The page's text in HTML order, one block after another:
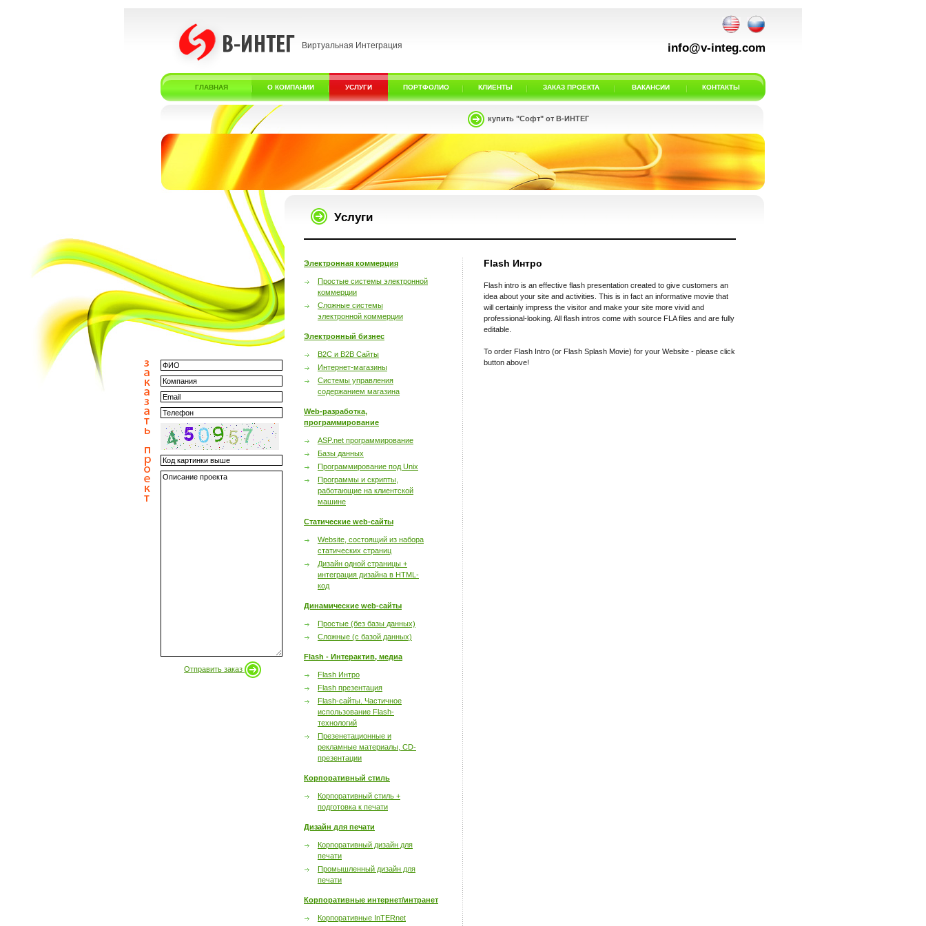
Виртуальная Интеграция info@v-integ.com
ГЛАВНАЯ О КОМПАНИИ УСЛУГИ ПОРТФОЛИО КЛИЕНТЫ ЗАКАЗ ПРОЕКТА ВАКАНСИИ КОНТАКТЫ
Отправить заказ
купить "Софт" от В-ИНТЕГ
Услуги
Электронная коммерция
Простые системы электронной
коммерции
Сложные системы
электронной коммерции
Электронный бизнес
B2C и B2B Сайты
Интернет-магазины
Системы управления
содержанием магазина
Web-разработка,
программирование
ASP.net программирование
Базы данных
Программирование под Unix
Программы и скрипты,
работающие на клиентской
машине
Статические web-сайты
Website, состоящий из набора
статических страниц
Дизайн одной страницы +
интеграция дизайна в HTML-
код
Динамические web-сайты
Простые (без базы данных)
Сложные (с базой данных)
Flash - Интерактив, медиа
Flash Интро
Flash презентация
Flash-сайты. Частичное
использование Flash-
технологий
Презенетационные и
рекламные материалы, CD-
презентации
Корпоративный стиль
Корпоративный стиль +
подготовка к печати
Дизайн для печати
Корпоративный дизайн для
печати
Промышленный дизайн для
печати
Корпоративные интернет/интранет
Корпоративные InTERnet
Flash Интро
Flash intro is an effective flash presentation created to give customers an
idea about your site and activities. This is in fact an informative movie that
will certainly impress the visitor and make your site more vivid and
professional-looking. All flash intros come with source FLA files and are fully
editable.
To order Flash Intro (or Flash Splash Movie) for your Website - please click
button above!